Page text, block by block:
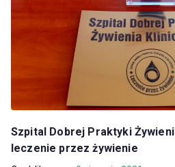
Szpital Dobrej Praktyki
leczenie przez żywienie